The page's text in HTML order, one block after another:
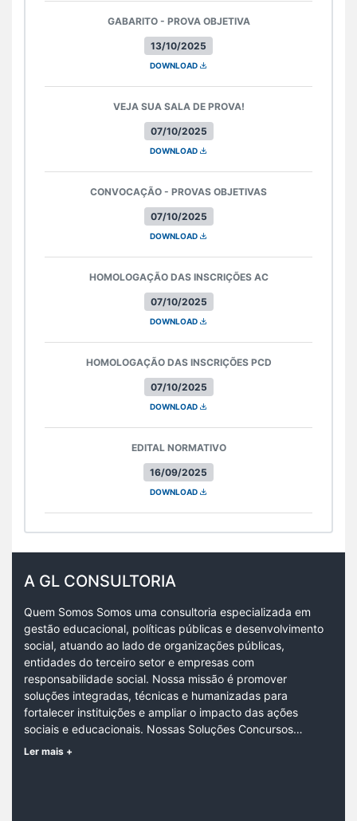
13/10/2025
GABARITO - PROVA OBJETIVA
DOWNLOAD
07/10/2025
VEJA SUA SALA DE PROVA!
DOWNLOAD
07/10/2025
CONVOCAÇÃO - PROVAS OBJETIVAS
DOWNLOAD
07/10/2025
HOMOLOGAÇÃO DAS INSCRIÇÕES AC
DOWNLOAD
07/10/2025
HOMOLOGAÇÃO DAS INSCRIÇÕES PCD
DOWNLOAD
16/09/2025
EDITAL NORMATIVO
DOWNLOAD
A GL CONSULTORIA
Quem Somos Somos uma consultoria especializada em
gestão educacional, políticas públicas e desenvolvimento
social, atuando ao lado de organizações públicas,
entidades do terceiro setor e empresas com
responsabilidade social. Nossa missão é promover
soluções integradas, técnicas e humanizadas para
fortalecer instituições e ampliar o impacto das ações
sociais e educacionais. Nossas Soluções Concursos…
Ler mais +